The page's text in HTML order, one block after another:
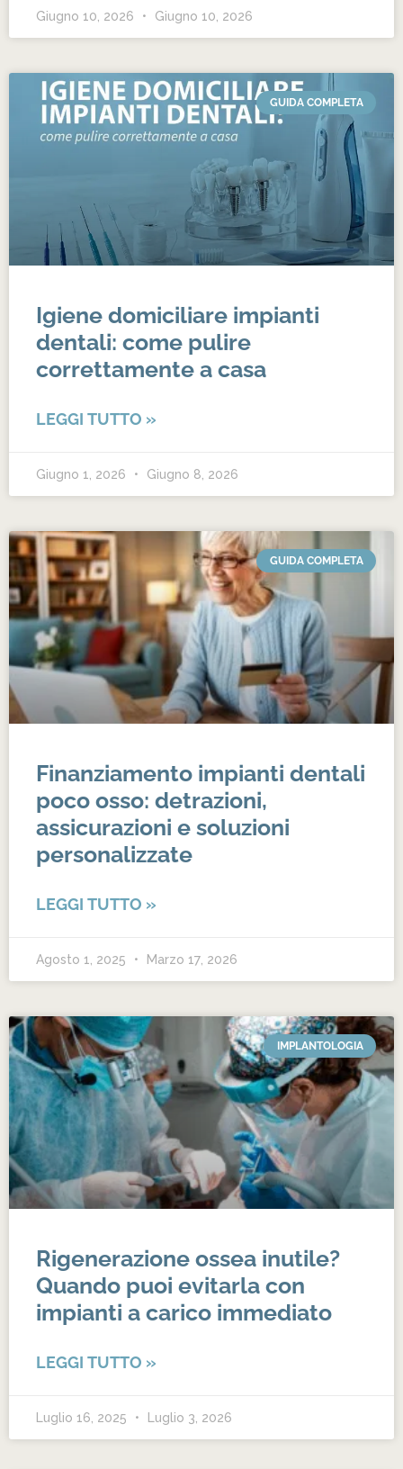
Giugno 10, 2026 Giugno 10, 2026
GUIDA COMPLETA
Igiene domiciliare impianti
dentali: come pulire
correttamente a casa
LEGGI TUTTO »
Giugno 1, 2026 Giugno 8, 2026
GUIDA COMPLETA
Finanziamento impianti dentali
poco osso: detrazioni,
assicurazioni e soluzioni
personalizzate
LEGGI TUTTO »
Agosto 1, 2025 Marzo 17, 2026
IMPLANTOLOGIA
Rigenerazione ossea inutile?
Quando puoi evitarla con
impianti a carico immediato
LEGGI TUTTO »
Luglio 16, 2025 Luglio 3, 2026